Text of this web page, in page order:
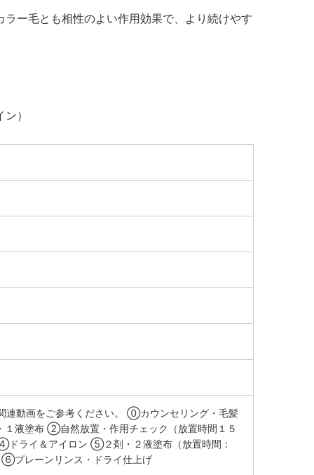
ー毛とも相性のよい作用効果で、より続けやす
）
動画をご参考ください。 ⓪カウンセリング・毛髪
液塗布 ②自然放置・作用チェック（放置時間１５
ライ＆アイロン ⑤２剤・２液塗布（放置時間：
プレーンリンス・ドライ仕上げ